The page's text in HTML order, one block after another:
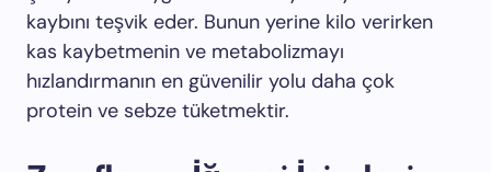
kaybını teşvik eder. Bunun yerine kilo verirken
kas kaybetmenin ve metabolizmayı
hızlandırmanın en güvenilir yolu daha çok
protein ve sebze tüketmektir.